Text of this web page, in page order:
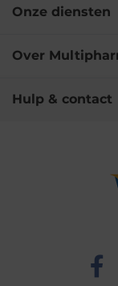
Onze diensten
Over
Hulp & contact